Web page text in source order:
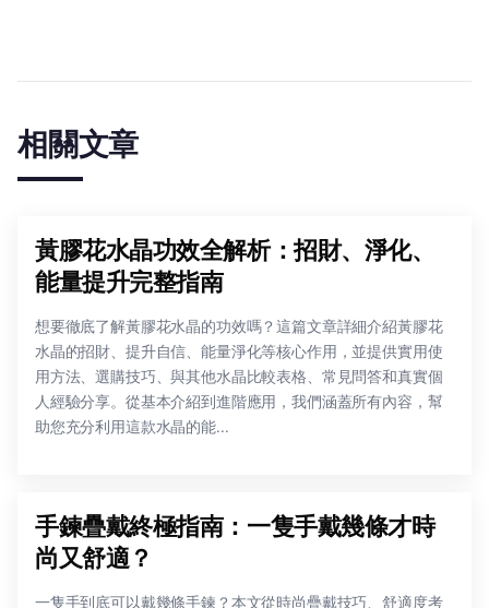
相關文章
黃膠花水晶功效全解析：招財、淨化、
能量提升完整指南
想要徹底了解黃膠花水晶的功效嗎？這篇文章詳細介紹黃膠花
水晶的招財、提升自信、能量淨化等核心作用，並提供實用使
用方法、選購技巧、與其他水晶比較表格、常見問答和真實個
人經驗分享。從基本介紹到進階應用，我們涵蓋所有內容，幫
助您充分利用這款水晶的能...
手鍊疊戴終極指南：一隻手戴幾條才時
尚又舒適？
一隻手到底可以戴幾條手鍊？本文從時尚疊戴技巧、舒適度考